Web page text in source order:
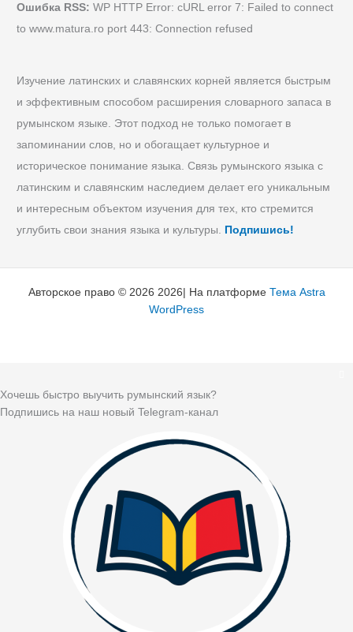
Ошибка RSS: WP HTTP Error: cURL error 7: Failed to connect
to www.matura.ro port 443: Connection refused
Изучение латинских и славянских корней является быстрым
и эффективным способом расширения словарного запаса в
румынском языке. Этот подход не только помогает в
запоминании слов, но и обогащает культурное и
историческое понимание языка. Связь румынского языка с
латинским и славянским наследием делает его уникальным
и интересным объектом изучения для тех, кто стремится
углубить свои знания языка и культуры. Подпишись!
Авторское право © 2026 2026| На платформе Тема Astra
WordPress
Хочешь быстро выучить румынский язык?
Подпишись на наш новый Telegram-канал